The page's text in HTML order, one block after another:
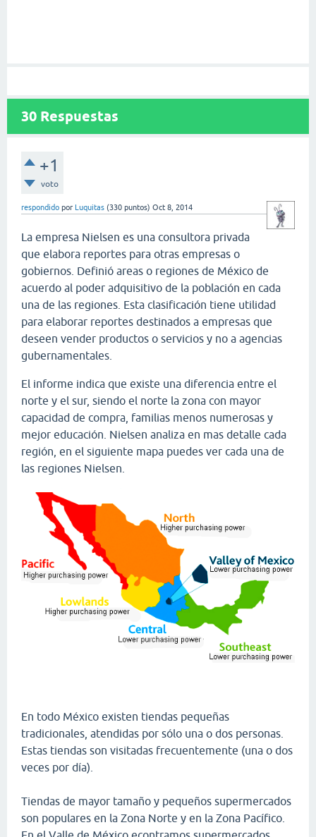
30 Respuestas
+1
voto
respondido por Luquitas (330 puntos) Oct 8, 2014
La empresa Nielsen es una consultora privada
que elabora reportes para otras empresas o
gobiernos. Definió areas o regiones de México de
acuerdo al poder adquisitivo de la población en cada
una de las regiones. Esta clasificación tiene utilidad
para elaborar reportes destinados a empresas que
deseen vender productos o servicios y no a agencias
gubernamentales.
El informe indica que existe una diferencia entre el
norte y el sur, siendo el norte la zona con mayor
capacidad de compra, familias menos numerosas y
mejor educación. Nielsen analiza en mas detalle cada
región, en el siguiente mapa puedes ver cada una de
las regiones Nielsen.
En todo México existen tiendas pequeñas
tradicionales, atendidas por sólo una o dos personas.
Estas tiendas son visitadas frecuentemente (una o dos
veces por día).
Tiendas de mayor tamaño y pequeños supermercados
son populares en la Zona Norte y en la Zona Pacífico.